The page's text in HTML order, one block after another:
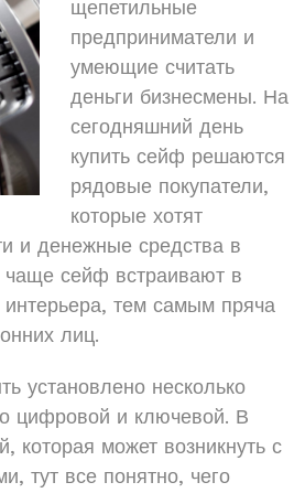
щепетильные
предприниматели и
умеющие считать
деньги бизнесмены. На
сегодняшний день
купить сейф решаются
рядовые покупатели,
которые хотят
и денежные средства в
чаще сейф встраивают в
тем самым пряча
лиц.
установлено несколько
цифровой и ключевой. В
которая может возникнуть с
тут все понятно, чего